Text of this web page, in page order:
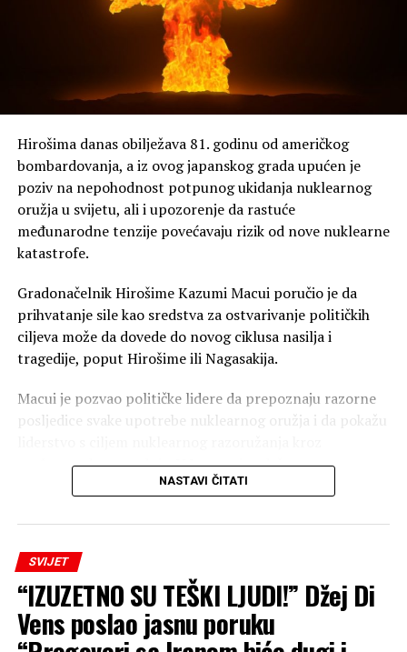
Hirošima danas obilježava 81. godinu od američkog
bombardovanja, a iz ovog japanskog grada upućen je
poziv na nepohodnost potpunog ukidanja nuklearnog
oružja u svijetu, ali i upozorenje da rastuće
međunarodne tenzije povećavaju rizik od nove nuklearne
katastrofe.
Gradonačelnik Hirošime Kazumi Macui poručio je da
prihvatanje sile kao sredstva za ostvarivanje političkih
ciljeva može da dovede do novog ciklusa nasilja i
tragedije, poput Hirošime ili Nagasakija.
Macui je pozvao političke lidere da prepoznaju razorne
posljedice svake upotrebe nuklearnog oružja i da pokažu
međunarodnu saradnju. U Japanu je održana
komemoracija i minut ćutanja u 8.15 časova, tačno u
bombarder “Enola Gej” bacio atomsku bombu na
Hirošimu.
Agencija TASS javila je da je Macui kritikovao Rusiju i
njene akcije u Ukrajini tokom komemoracije, ali nije
pomenuo SAD kao zemlju koja je bacila bombu na grad.
NASTAVI ČITATI
SVIJET
“IZUZETNO SU TEŠKI LJUDI!” Džej Di
Vens poslao jasnu poruku